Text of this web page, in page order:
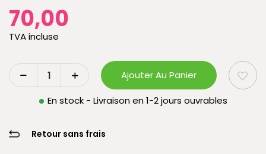
70,00
TVA incluse
Ajouter Au Panier
En stock - Livraison en 1-2 jours ouvrables
Retour sans frais